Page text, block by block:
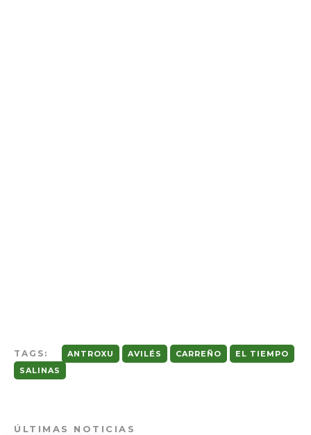
TAGS: ANTROXU AVILÉS CARREÑO
EL TIEMPO
SALINAS
ÚLTIMAS NOTICIAS